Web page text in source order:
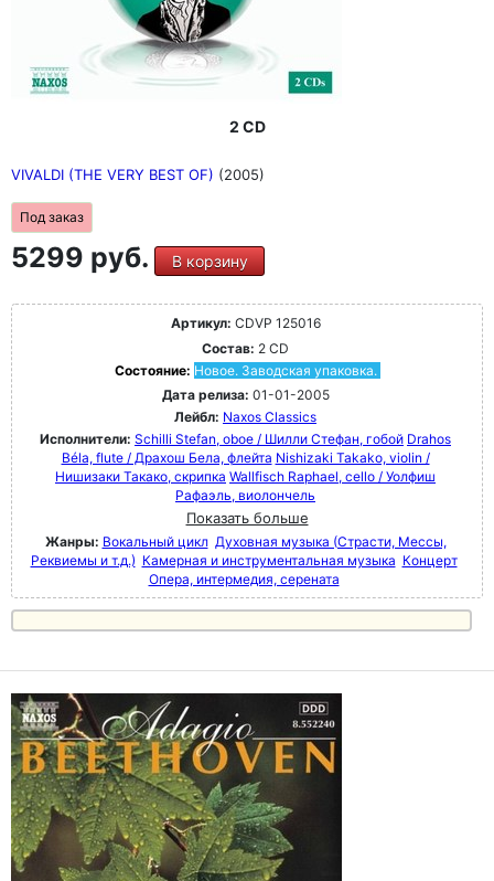
2 CD
VIVALDI (THE VERY BEST OF) (2005)
Под заказ
5299 руб. В корзину
Артикул: CDVP 125016
Состав: 2 CD
Состояние: Новое. Заводская упаковка.
Дата релиза: 01-01-2005
Лейбл: Naxos Classics
Исполнители: Schilli Stefan, oboe / Шилли Стефан, гобой Drahos
Béla, flute / Драхош Бела, флейта Nishizaki Takako, violin /
Нишизаки Такако, скрипка Wallfisch Raphael, cello / Уолфиш
Рафаэль, виолончель
Показать больше
Жанры: Вокальный цикл Духовная музыка (Страсти, Мессы,
Реквиемы и т.д.) Камерная и инструментальная музыка Концерт
Опера, интермедия, серената